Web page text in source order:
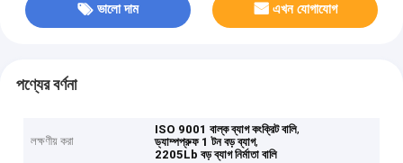
ভালো দাম এখন যোগাযোগ
পণ্যের বর্ণনা
লক্ষণীয় করা
ISO 9001 বাল্ক ব্যাগ কংক্রিট বালি,
ড্যাম্পপ্রুফ 1 টন বড় ব্যাগ,
2205Lb বড় ব্যাগ নির্মাতা বালি